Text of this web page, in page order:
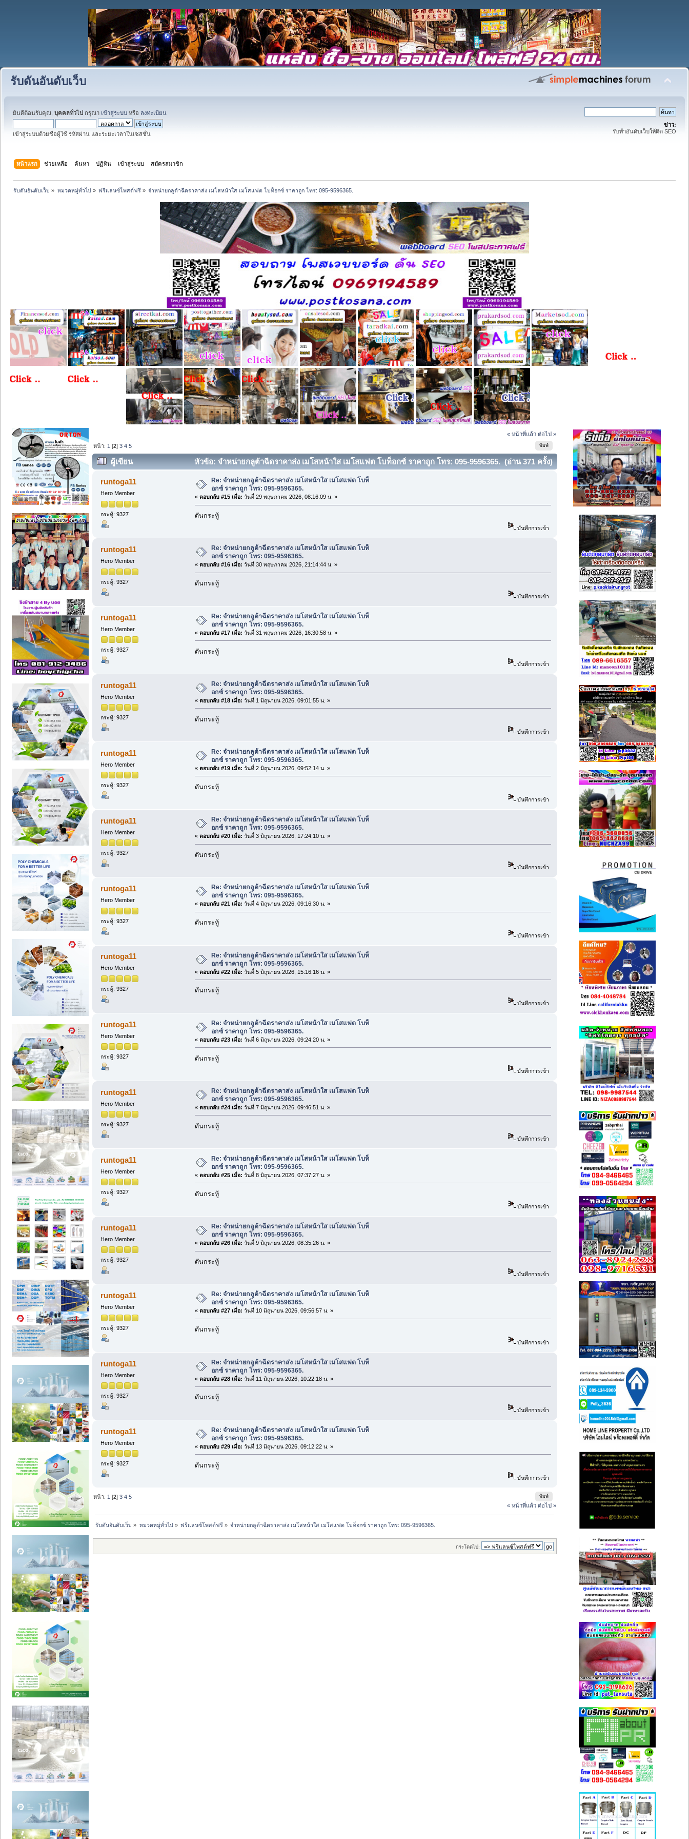
รับดันอันดับเว็บ
ยินดีต้อนรับคุณ, บุคคลทั่วไป กรุณา เข้าสู่ระบบ หรือ ลงทะเบียน
เข้าสู่ระบบด้วยชื่อผู้ใช้ รหัสผ่าน และระยะเวลาในเซสชั่น
ข่าว:
รับทำอันดับเว็บให้ติด SEO
หน้าแรก ช่วยเหลือ ค้นหา ปฏิทิน เข้าสู่ระบบ สมัครสมาชิก
รับดันอันดับเว็บ » หมวดหมู่ทั่วไป» ฟรีแลนซ์โพสต์ฟรี» จำหน่ายกลูต้าฉีดราคาส่ง เมโสหน้าใส เมโสแฟต โบท็อกซ์ ราคาถูก โทร: 095-9596365.
« หน้าที่แล้ว ต่อไป »
พิมพ์
หน้า: 1 [2]3 4 5
ผู้เขียน หัวข้อ: จำหน่ายกลูต้าฉีดราคาส่ง เมโสหน้าใส เมโสแฟต โบท็อกซ์ ราคาถูก โทร: 095-9596365. (อ่าน 371 ครั้ง)
runtoga11
Hero Member
กระทู้: 9327
Re: จำหน่ายกลูต้าฉีดราคาส่ง เมโสหน้าใส เมโสแฟต โบท็
อกซ์ ราคาถูก โทร: 095-9596365.
« ตอบกลับ #15 เมื่อ: วันที่ 29 พฤษภาคม 2026, 08:16:09 น. »
ดันกระทู้
บันทึกการเข้า
runtoga11
Hero Member
กระทู้: 9327
Re: จำหน่ายกลูต้าฉีดราคาส่ง เมโสหน้าใส เมโสแฟต โบท็
อกซ์ ราคาถูก โทร: 095-9596365.
« ตอบกลับ #16 เมื่อ: วันที่ 30 พฤษภาคม 2026, 21:14:44 น. »
ดันกระทู้
บันทึกการเข้า
runtoga11
Hero Member
กระทู้: 9327
Re: จำหน่ายกลูต้าฉีดราคาส่ง เมโสหน้าใส เมโสแฟต โบท็
อกซ์ ราคาถูก โทร: 095-9596365.
« ตอบกลับ #17 เมื่อ: วันที่ 31 พฤษภาคม 2026, 16:30:58 น. »
ดันกระทู้
บันทึกการเข้า
runtoga11
Hero Member
กระทู้: 9327
Re: จำหน่ายกลูต้าฉีดราคาส่ง เมโสหน้าใส เมโสแฟต โบท็
อกซ์ ราคาถูก โทร: 095-9596365.
« ตอบกลับ #18 เมื่อ: วันที่ 1 มิถุนายน 2026, 09:01:55 น. »
ดันกระทู้
บันทึกการเข้า
runtoga11
Hero Member
กระทู้: 9327
Re: จำหน่ายกลูต้าฉีดราคาส่ง เมโสหน้าใส เมโสแฟต โบท็
อกซ์ ราคาถูก โทร: 095-9596365.
« ตอบกลับ #19 เมื่อ: วันที่ 2 มิถุนายน 2026, 09:52:14 น. »
ดันกระทู้
บันทึกการเข้า
runtoga11
Hero Member
กระทู้: 9327
Re: จำหน่ายกลูต้าฉีดราคาส่ง เมโสหน้าใส เมโสแฟต โบท็
อกซ์ ราคาถูก โทร: 095-9596365.
« ตอบกลับ #20 เมื่อ: วันที่ 3 มิถุนายน 2026, 17:24:10 น. »
ดันกระทู้
บันทึกการเข้า
runtoga11
Hero Member
กระทู้: 9327
Re: จำหน่ายกลูต้าฉีดราคาส่ง เมโสหน้าใส เมโสแฟต โบท็
อกซ์ ราคาถูก โทร: 095-9596365.
« ตอบกลับ #21 เมื่อ: วันที่ 4 มิถุนายน 2026, 09:16:30 น. »
ดันกระทู้
บันทึกการเข้า
runtoga11
Hero Member
กระทู้: 9327
Re: จำหน่ายกลูต้าฉีดราคาส่ง เมโสหน้าใส เมโสแฟต โบท็
อกซ์ ราคาถูก โทร: 095-9596365.
« ตอบกลับ #22 เมื่อ: วันที่ 5 มิถุนายน 2026, 15:16:16 น. »
ดันกระทู้
บันทึกการเข้า
runtoga11
Hero Member
กระทู้: 9327
Re: จำหน่ายกลูต้าฉีดราคาส่ง เมโสหน้าใส เมโสแฟต โบท็
อกซ์ ราคาถูก โทร: 095-9596365.
« ตอบกลับ #23 เมื่อ: วันที่ 6 มิถุนายน 2026, 09:24:20 น. »
ดันกระทู้
บันทึกการเข้า
runtoga11
Hero Member
กระทู้: 9327
Re: จำหน่ายกลูต้าฉีดราคาส่ง เมโสหน้าใส เมโสแฟต โบท็
อกซ์ ราคาถูก โทร: 095-9596365.
« ตอบกลับ #24 เมื่อ: วันที่ 7 มิถุนายน 2026, 09:46:51 น. »
ดันกระทู้
บันทึกการเข้า
runtoga11
Hero Member
กระทู้: 9327
Re: จำหน่ายกลูต้าฉีดราคาส่ง เมโสหน้าใส เมโสแฟต โบท็
อกซ์ ราคาถูก โทร: 095-9596365.
« ตอบกลับ #25 เมื่อ: วันที่ 8 มิถุนายน 2026, 07:37:27 น. »
ดันกระทู้
บันทึกการเข้า
runtoga11
Hero Member
กระทู้: 9327
Re: จำหน่ายกลูต้าฉีดราคาส่ง เมโสหน้าใส เมโสแฟต โบท็
อกซ์ ราคาถูก โทร: 095-9596365.
« ตอบกลับ #26 เมื่อ: วันที่ 9 มิถุนายน 2026, 08:35:26 น. »
ดันกระทู้
บันทึกการเข้า
runtoga11
Hero Member
กระทู้: 9327
Re: จำหน่ายกลูต้าฉีดราคาส่ง เมโสหน้าใส เมโสแฟต โบท็
อกซ์ ราคาถูก โทร: 095-9596365.
« ตอบกลับ #27 เมื่อ: วันที่ 10 มิถุนายน 2026, 09:56:57 น. »
ดันกระทู้
บันทึกการเข้า
runtoga11
Hero Member
กระทู้: 9327
Re: จำหน่ายกลูต้าฉีดราคาส่ง เมโสหน้าใส เมโสแฟต โบท็
อกซ์ ราคาถูก โทร: 095-9596365.
« ตอบกลับ #28 เมื่อ: วันที่ 11 มิถุนายน 2026, 10:22:18 น. »
ดันกระทู้
บันทึกการเข้า
runtoga11
Hero Member
กระทู้: 9327
Re: จำหน่ายกลูต้าฉีดราคาส่ง เมโสหน้าใส เมโสแฟต โบท็
อกซ์ ราคาถูก โทร: 095-9596365.
« ตอบกลับ #29 เมื่อ: วันที่ 13 มิถุนายน 2026, 09:12:22 น. »
ดันกระทู้
บันทึกการเข้า
พิมพ์
หน้า: 1 [2]3 4 5
« หน้าที่แล้ว ต่อไป »
รับดันอันดับเว็บ » หมวดหมู่ทั่วไป» ฟรีแลนซ์โพสต์ฟรี» จำหน่ายกลูต้าฉีดราคาส่ง เมโสหน้าใส เมโสแฟต โบท็อกซ์ ราคาถูก โทร: 095-9596365.
กระโดดไป: